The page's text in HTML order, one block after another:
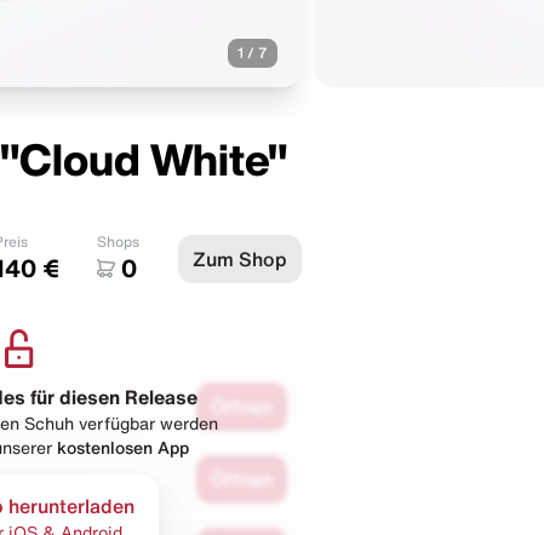
1 / 7
White"
€
Shops
0 Zum Shop
für diesen Release
Schuh verfügbar werden
kostenlosen App
herunterladen